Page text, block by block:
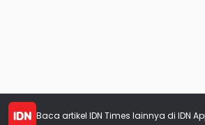
Baca artikel IDN Times lainnya di IDN